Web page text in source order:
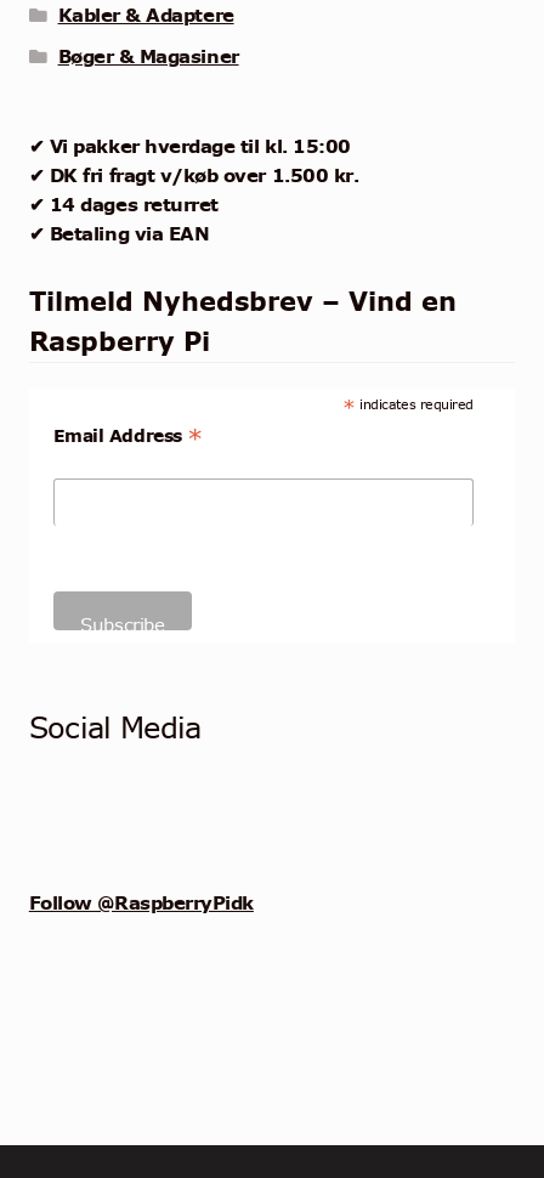
Kabler & Adaptere
Bøger & Magasiner
✔ Vi pakker hverdage til kl. 15:00
✔ DK fri fragt v/køb over 1.500 kr.
✔ 14 dages returret
✔ Betaling via EAN
Tilmeld Nyhedsbrev – Vind en
Raspberry Pi
* indicates required
Email Address *
Social Media
Follow @RaspberryPidk